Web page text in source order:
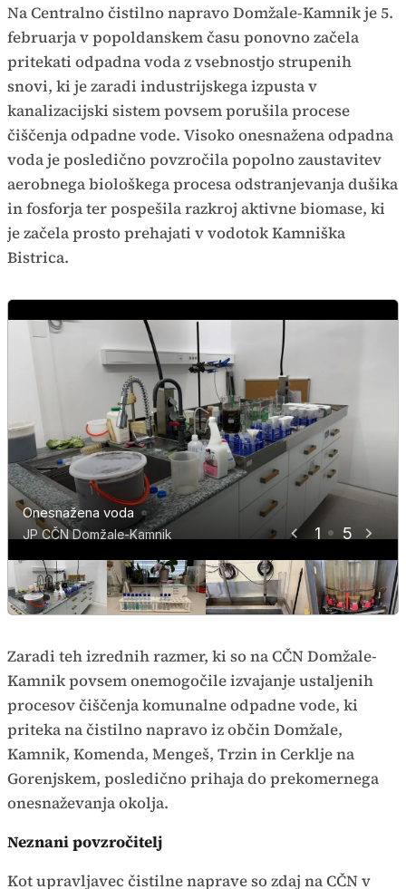
Na Centralno čistilno napravo Domžale-Kamnik je 5.
februarja v popoldanskem času ponovno začela
pritekati odpadna voda z vsebnostjo strupenih
snovi, ki je zaradi industrijskega izpusta v
kanalizacijski sistem povsem porušila procese
čiščenja odpadne vode. Visoko onesnažena odpadna
voda je posledično povzročila popolno zaustavitev
aerobnega biološkega procesa odstranjevanja dušika
in fosforja ter pospešila razkroj aktivne biomase, ki
je začela prosto prehajati v vodotok Kamniška
Bistrica.
1 5
Onesnažena voda
JP CČN Domžale-Kamnik
Onesnažena voda
JP CČN Domžale-Kamnik
Onesnažena voda
JP CČN Domžale-Kamnik
Onesnažena voda
JP CČN Domžale-Kamnik
Onesnažena voda
JP CČN Domžale-Kamnik
Zaradi teh izrednih razmer, ki so na CČN Domžale-
Kamnik povsem onemogočile izvajanje ustaljenih
procesov čiščenja komunalne odpadne vode, ki
priteka na čistilno napravo iz občin Domžale,
Kamnik, Komenda, Mengeš, Trzin in Cerklje na
Gorenjskem, posledično prihaja do prekomernega
onesnaževanja okolja.
Neznani povzročitelj
Kot upravljavec čistilne naprave so zdaj na CČN v